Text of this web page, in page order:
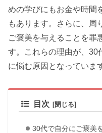
めの学びにもお金や時間
もあります。さらに、周
ご褒美を与えることを罪
す。これらの理由が、30
に悩む原因となっていま
目次
30代で自分にご褒美